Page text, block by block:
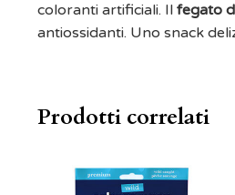
coloranti artificiali. Il fegato
antiossidanti. Uno snack
Prodotti correlati